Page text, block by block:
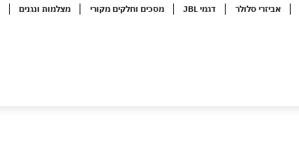
אביזרי סלולר דגמי JBL מסכים וחלקים מקורי מצלמות ונגנים